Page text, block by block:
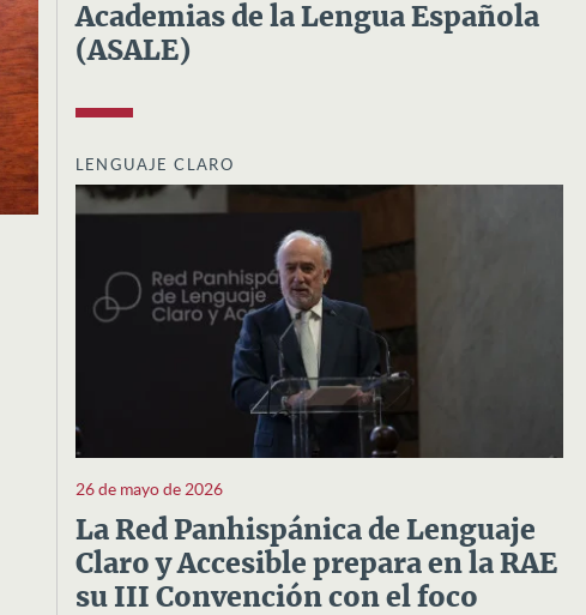
Academias de la Lengua Española
(ASALE)
LENGUAJE CLARO
26 de mayo de 2026
La Red Panhispánica de Lenguaje
Claro y Accesible prepara en la RAE
su III Convención con el foco